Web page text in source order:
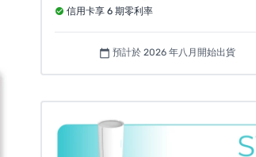
信用卡享 6 期零利率
calendar_today 預計於 2026 年八月開始出貨